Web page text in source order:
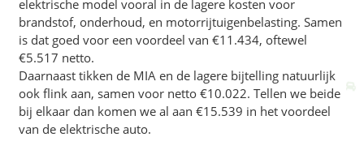
elektrische model vooral in de lagere kosten voor
brandstof, onderhoud, en motorrijtuigenbelasting. Samen
is dat goed voor een voordeel van €11.434, oftewel
€5.517 netto.
Daarnaast tikken de MIA en de lagere bijtelling natuurlijk
ook flink aan, samen voor netto €10.022. Tellen we beide
bij elkaar dan komen we al aan €15.539 in het voordeel
van de elektrische auto.